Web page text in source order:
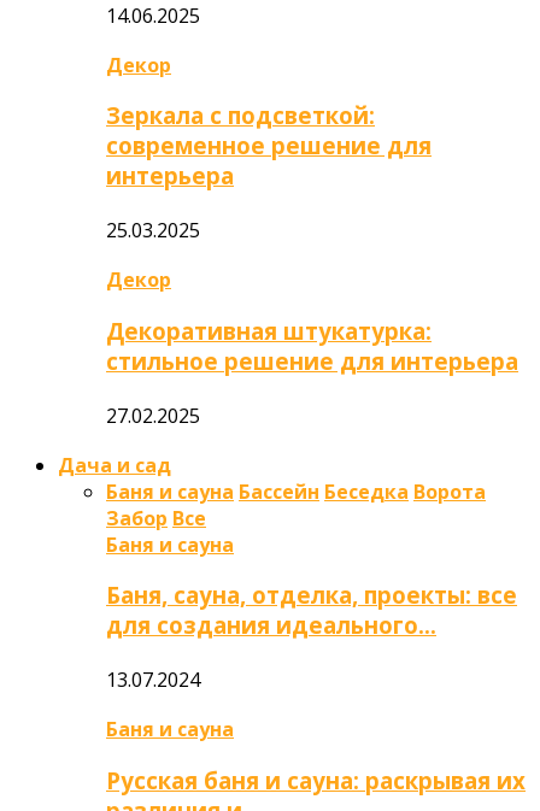
14.06.2025
Декор
Зеркала с подсветкой:
современное решение для
интерьера
25.03.2025
Декор
Декоративная штукатурка:
стильное решение для интерьера
27.02.2025
Дача и сад
Баня и сауна Бассейн Беседка Ворота
Забор Все
Баня и сауна
Баня, сауна, отделка, проекты: все
для создания идеального…
13.07.2024
Баня и сауна
Русская баня и сауна: раскрывая их